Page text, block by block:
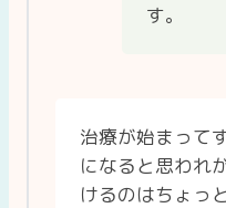
す。
治療が始まって
になると思われ
けるのはちょっ